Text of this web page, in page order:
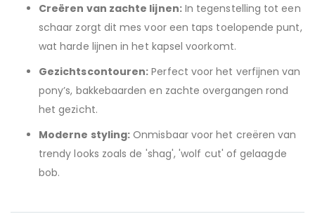
Creëren van zachte lijnen:In tegenstelling tot een
schaar zorgt dit mes voor een taps toelopende punt,
wat harde lijnen in het kapsel voorkomt.
Gezichtscontouren: Perfect voor het verfijnen van
pony’s, bakkebaarden en zachte overgangen rond
het gezicht.
Moderne styling: Onmisbaar voor het creëren van
trendy looks zoals de 'shag', 'wolf cut' of gelaagde
bob.